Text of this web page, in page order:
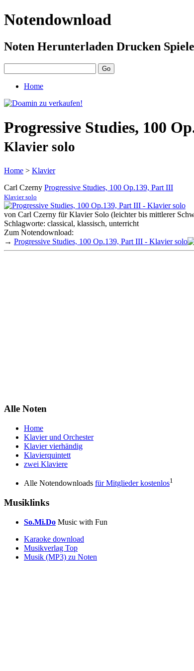
Notendownload
Noten Herunterladen Drucken
Home
Progressive Studies, 100
Klavier solo
Home > Klavier
Carl Czerny Progressive Studies, 100 Op.139, Part III
Klavier solo
von Carl Czerny für Klavier Solo (leichter bis mittlerer
Schlagworte: classical, klassisch, unterricht
Zum Notendownload:
→ Progressive Studies, 100 Op.139, Part III - Klavier solo
Alle Noten
Home
Klavier und Orchester
Klavier vierhändig
Klavierquintett
zwei Klaviere
Alle Notendownloads für Mitglieder kostenlos1
Musiklinks
So.Mi.Do Music with Fun
Karaoke download
Musikverlag Top
Musik (MP3) zu Noten